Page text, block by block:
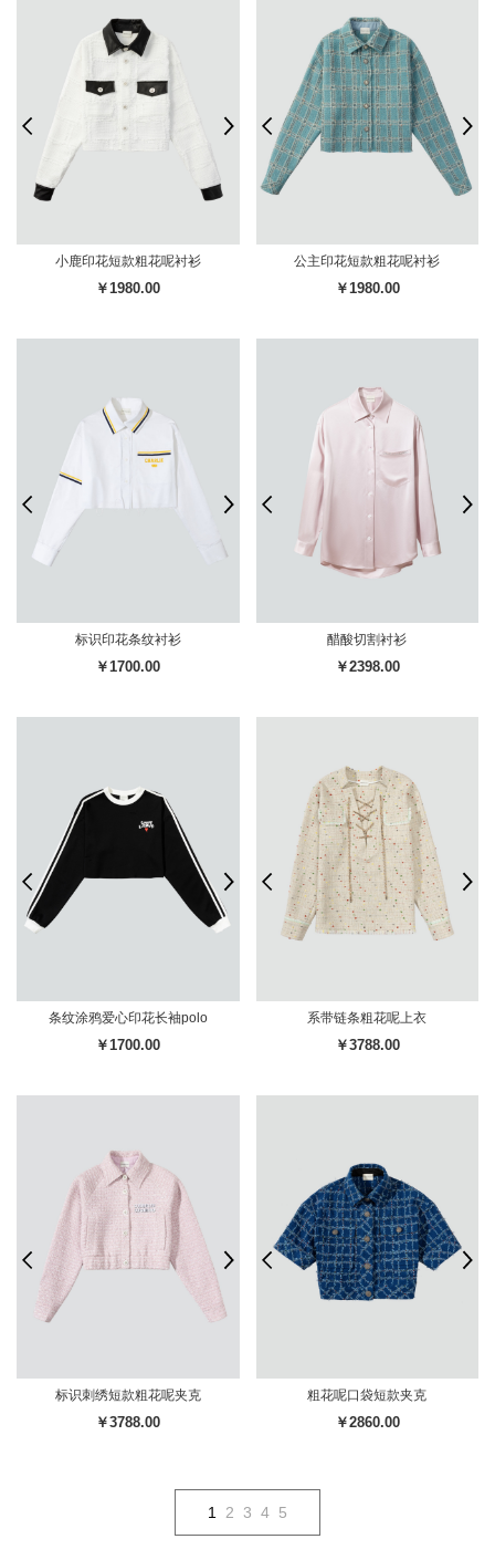
小鹿印花短款粗花呢衬衫
￥1980.00
公主印花短款粗花呢衬衫
￥1980.00
标识印花条纹衬衫
￥1700.00
醋酸切割衬衫
￥2398.00
条纹涂鸦爱心印花长袖polo
￥1700.00
系带链条粗花呢上衣
￥3788.00
标识刺绣短款粗花呢夹克
￥3788.00
粗花呢口袋短款夹克
￥2860.00
1 2 3 4 5